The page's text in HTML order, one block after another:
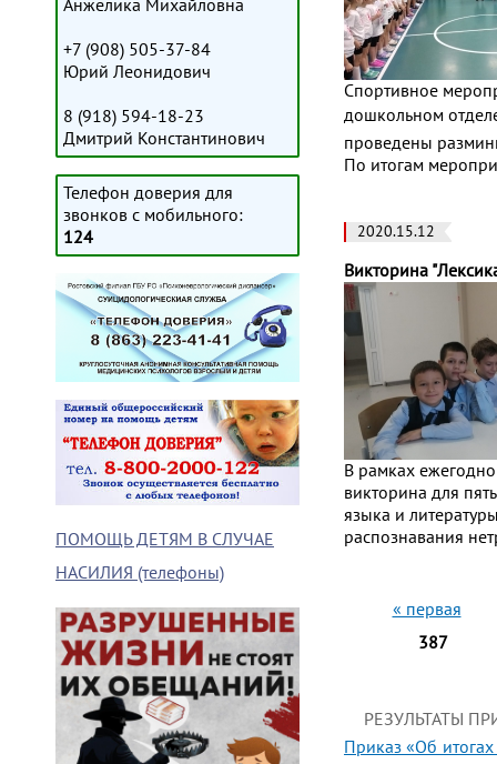
Анжелика Михайловна
+7 (908) 505-37-84
Юрий Леонидович
8 (918) 594-18-23
Дмитрий Константинович
Телефон доверия для
звонков с мобильного:
124
ПОМОЩЬ ДЕТЯМ В СЛУЧАЕ
НАСИЛИЯ (телефоны)
Спортивное
дошкольном
проведены
По итогам
2020.15.12
Викторина
В рамках
викторина для
языка и
распознавания
« первая
387
РЕЗУЛЬТАТЫ
Приказ «Об